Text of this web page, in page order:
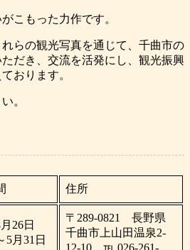
こもった力作です。
らの観光写真を通じて、千曲市の
だき、交流を活発にし、観光振興
おります。
。
住所
26日
5月31日
〒289-0821 長野県
千曲市上山田温泉2-